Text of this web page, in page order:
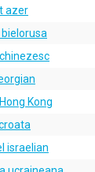
azer
bielorusa
Kong
israelian